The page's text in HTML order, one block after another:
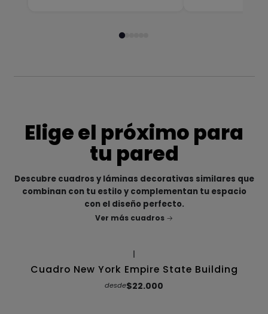
Elige el próximo para
tu pared
Descubre cuadros y láminas decorativas similares que
combinan con tu estilo y complementan tu espacio
con el diseño perfecto.
Ver más cuadros
Cuadro New York Empire State Building
desde$22.000